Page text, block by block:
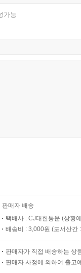
가능
판매자 배송
택배사 : CJ대한통운 (상황
배송비 : 3,000원 (도서산간
판매자가 직접 배송하는 상
판매자 사정에 의하여 출고